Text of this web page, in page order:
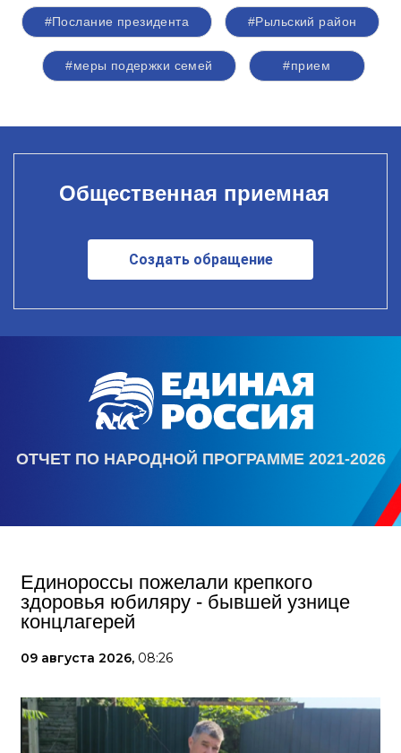
#Послание президента #Рыльский район
#меры подержки семей #прием
Общественная приемная
Создать обращение
ОТЧЕТ ПО НАРОДНОЙ ПРОГРАММЕ 2021-2026
Единороссы пожелали крепкого
здоровья юбиляру - бывшей узнице
концлагерей
09 августа 2026, 08:26